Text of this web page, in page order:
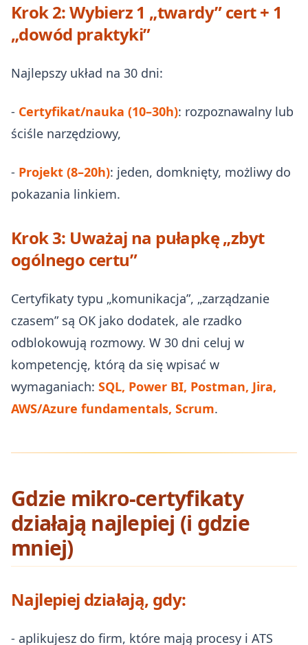
Krok 2: Wybierz 1 „twardy” cert + 1
„dowód praktyki”
Najlepszy układ na 30 dni:
- Certyfikat/nauka (10–30h): rozpoznawalny lub
ściśle narzędziowy,
- Projekt (8–20h): jeden, domknięty, możliwy do
pokazania linkiem.
Krok 3: Uważaj na pułapkę „zbyt
ogólnego certu”
Certyfikaty typu „komunikacja”, „zarządzanie
czasem” są OK jako dodatek, ale rzadko
odblokowują rozmowy. W 30 dni celuj w
kompetencję, którą da się wpisać w
wymaganiach: SQL, Power BI, Postman, Jira,
AWS/Azure fundamentals, Scrum.
Gdzie mikro‑certyfikaty
działają najlepiej (i gdzie
mniej)
Najlepiej działają, gdy:
- aplikujesz do firm, które mają procesy i ATS